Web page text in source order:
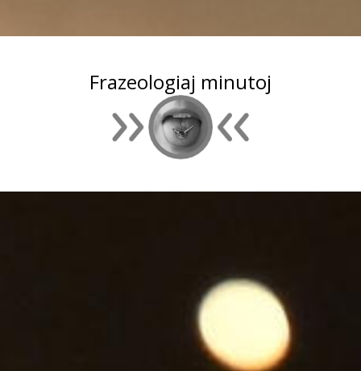
Frazeologiaj minutoj